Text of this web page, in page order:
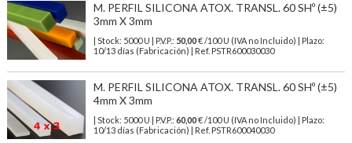
M. PERFIL SILICONA ATOX. TRANSL. 60 SHº (±5)
3mm X 3mm
| Stock: 5000 U | P.V.P.: 50,00€/100 U (IVA no Incluido)
| Plazo:
10/13 días (Fabricación) | Ref. PSTR600030030
M. PERFIL SILICONA ATOX. TRANSL. 60 SHº (±5)
4mm X 3mm
| Stock: 5000 U | P.V.P.: 60,00€/100 U (IVA no Incluido)
| Plazo:
10/13 días (Fabricación) | Ref. PSTR600040030